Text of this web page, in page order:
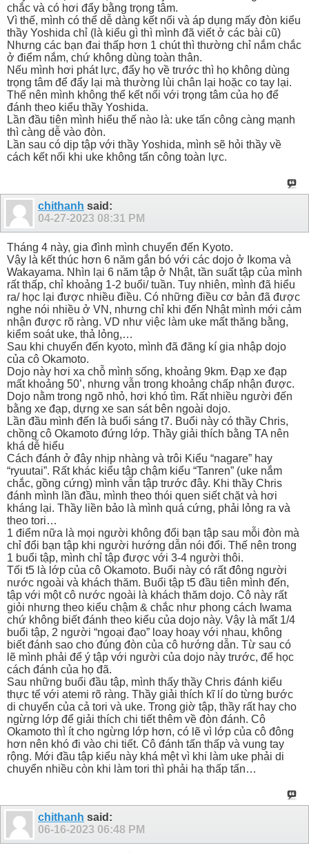
chắc và có hơi đẩy bằng trọng tâm.
Vì thế, mình có thể dễ dàng kết nối và áp dụng mấy đòn kiểu
thầy Yoshida chỉ (là kiểu gì thì mình đã viết ở các bài cũ)
Nhưng các bạn đai thấp hơn 1 chút thì thường chỉ nắm chắc
ở điểm nắm, chứ không dùng toàn thân.
Nếu mình hơi phát lực, đẩy họ về trước thì họ không dùng
trọng tâm để đẩy lại mà thường lùi chân lại hoặc co tay lại.
Thế nên mình không thể kết nối với trọng tâm của họ để
đánh theo kiểu thầy Yoshida.
Lần đầu tiên mình hiểu thế nào là: uke tấn công càng mạnh
thì càng dễ vào đòn.
Lần sau có dịp tập với thầy Yoshida, mình sẽ hỏi thầy về
cách kết nối khi uke không tấn công toàn lực.
chithanh said:
04-27-2023 08:31 PM
Tháng 4 này, gia đình mình chuyển đến Kyoto.
Vậy là kết thúc hơn 6 năm gắn bó với các dojo ở Ikoma và
Wakayama. Nhìn lại 6 năm tập ở Nhật, tần suất tập của mình
rất thấp, chỉ khoảng 1-2 buổi/ tuần. Tuy nhiên, mình đã hiểu
ra/ học lại được nhiều điều. Có những điều cơ bản đã được
nghe nói nhiều ở VN, nhưng chỉ khi đến Nhật mình mới cảm
nhận được rõ ràng. VD như việc làm uke mất thăng bằng,
kiểm soát uke, thả lỏng,…
Sau khi chuyển đến kyoto, mình đã đăng kí gia nhập dojo
của cô Okamoto.
Dojo này hơi xa chỗ mình sống, khoảng 9km. Đạp xe đạp
mất khoảng 50’, nhưng vẫn trong khoảng chấp nhận được.
Dojo nằm trong ngõ nhỏ, hơi khó tìm. Rất nhiều người đến
bằng xe đạp, dựng xe san sát bên ngoài dojo.
Lần đầu mình đến là buổi sáng t7. Buổi này có thầy Chris,
chồng cô Okamoto đứng lớp. Thầy giải thích bằng TA nên
khá dễ hiểu
Cách đánh ở đây nhịp nhàng và trôi Kiểu “nagare” hay
“ryuutai”. Rất khác kiểu tập chậm kiểu “Tanren” (uke nắm
chắc, gồng cứng) mình vẫn tập trước đây. Khi thầy Chris
đánh mình lần đầu, mình theo thói quen siết chặt và hơi
kháng lại. Thầy liền bảo là mình quá cứng, phải lỏng ra và
theo tori…
1 điểm nữa là mọi người không đổi bạn tập sau mỗi đòn mà
chỉ đổi bạn tập khi người hướng dẫn nói đổi. Thế nên trong
1 buổi tập, mình chỉ tập được với 3-4 người thôi.
Tối t5 là lớp của cô Okamoto. Buổi này có rất đông người
nước ngoài và khách thăm. Buổi tập t5 đầu tiên mình đến,
tập với một cô nước ngoài là khách thăm dojo. Cô này rất
giỏi nhưng theo kiểu chậm & chắc như phong cách Iwama
chứ không biết đánh theo kiểu của dojo này. Vậy là mất 1/4
buổi tập, 2 người “ngoại đạo” loay hoay với nhau, không
biết đánh sao cho đúng đòn của cô hướng dẫn. Từ sau có
lẽ mình phải để ý tập với người của dojo này trước, để học
cách đánh của họ đã.
Sau những buổi đầu tập, mình thấy thầy Chris đánh kiểu
thực tế với atemi rõ ràng. Thầy giải thích kĩ lí do từng bước
di chuyển của cả tori và uke. Trong giờ tập, thầy rất hay cho
ngừng lớp để giải thích chi tiết thêm về đòn đánh. Cô
Okamoto thì ít cho ngừng lớp hơn, có lẽ vì lớp của cô đông
hơn nên khó đi vào chi tiết. Cô đánh tấn thấp và vung tay
rộng. Mới đầu tập kiểu này khá mệt vì khi làm uke phải di
chuyển nhiều còn khi làm tori thì phải hạ thấp tấn…
chithanh said:
06-16-2023 06:48 PM